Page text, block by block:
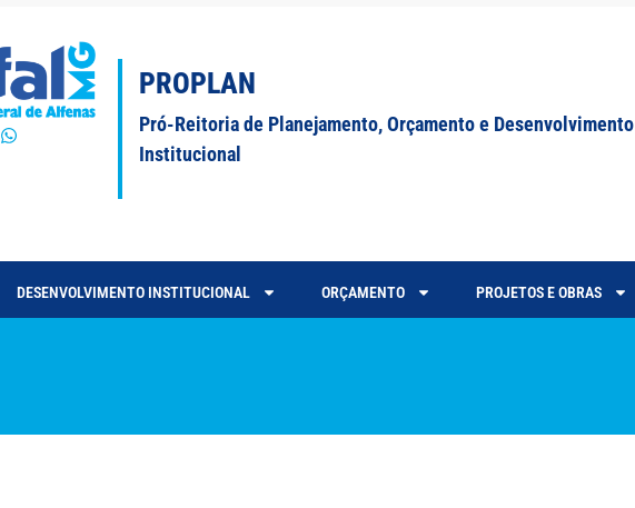
PROPLAN
Pró-Reitoria de Planejamento, Orçamento e Desenvolvimento
Institucional
DESENVOLVIMENTO INSTITUCIONAL ORÇAMENTO PROJETOS E OBRAS